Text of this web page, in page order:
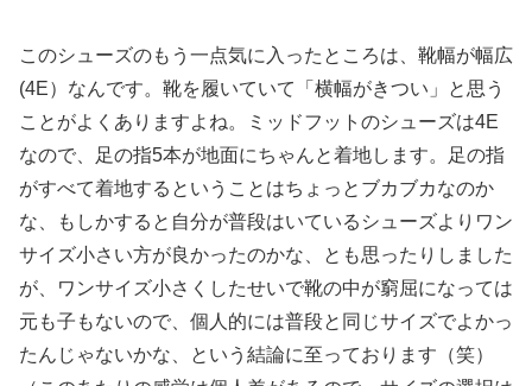
このシューズのもう一点気に入ったところは、靴幅が幅広
(4E）なんです。靴を履いていて「横幅がきつい」と思う
ことがよくありますよね。ミッドフットのシューズは4E
なので、足の指5本が地面にちゃんと着地します。足の指
がすべて着地するということはちょっとブカブカなのか
な、もしかすると自分が普段はいているシューズよりワン
サイズ小さい方が良かったのかな、とも思ったりしました
が、ワンサイズ小さくしたせいで靴の中が窮屈になっては
元も子もないので、個人的には普段と同じサイズでよかっ
たんじゃないかな、という結論に至っております（笑）